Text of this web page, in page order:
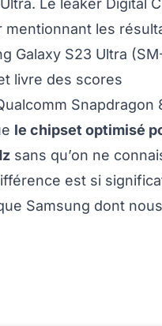
Le leaker Digital
mentionnant les
Galaxy S23 Ultra
livre des scores
Snapdragon
le chipset optimisé
sans qu’on ne
est si
Samsung dont nous